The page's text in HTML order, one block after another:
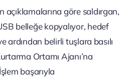
açıklamalarına göre saldırgan,
belleğe kopyalıyor, hedef
ardından belirli tuşlara basılı
Ortamı Ajanı’na
başarıyla